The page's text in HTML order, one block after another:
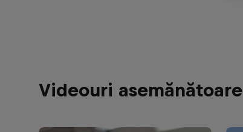
Videouri asemănătoare